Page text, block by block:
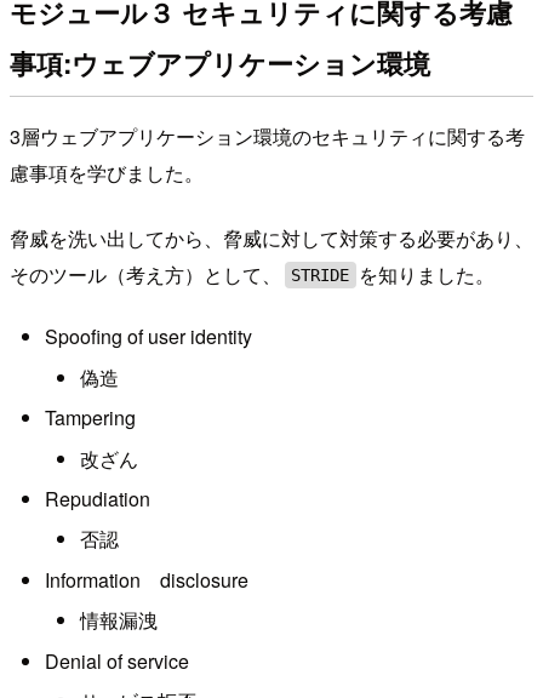
モジュール３ セキュリティに関する考慮
事項:ウェブアプリケーション環境
3層ウェブアプリケーション環境のセキュリティに関する考
慮事項を学びました。
脅威を洗い出してから、脅威に対して対策する必要があり、
そのツール（考え方）として、
STRIDE を知りました。
Spoofing of user identity
偽造
Tampering
改ざん
Repudiation
否認
Information disclosure
情報漏洩
Denial of service